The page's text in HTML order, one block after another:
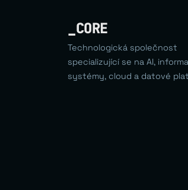
_CORE
Technologická společnost
specializující se na AI,
systémy, cloud a datové